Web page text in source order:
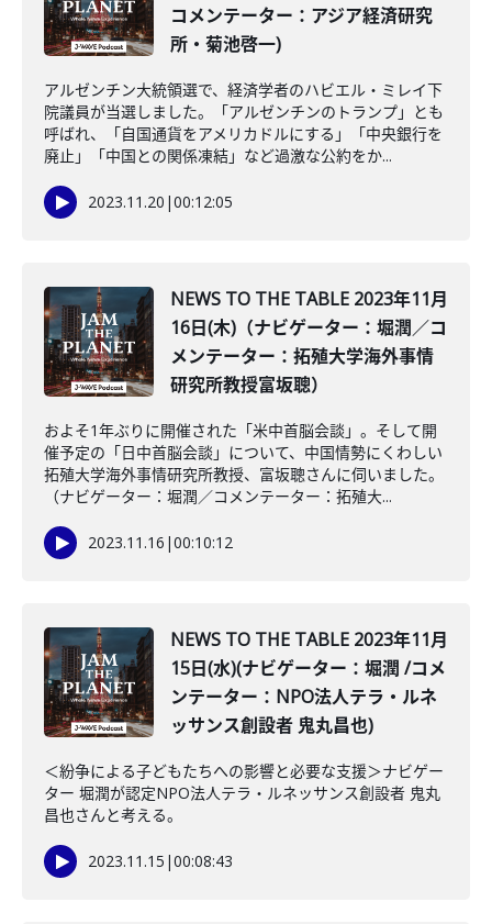
コメンテーター：アジア経済研究
所・菊池啓一)
アルゼンチン大統領選で、経済学者のハビエル・ミレイ下
院議員が当選しました。「アルゼンチンのトランプ」とも
呼ばれ、「自国通貨をアメリカドルにする」「中央銀行を
廃止」「中国との関係凍結」など過激な公約をか...
2023.11.20 |00:12:05
NEWS TO THE TABLE 2023年11月
16日(木)（ナビゲーター：堀潤／コ
メンテーター：拓殖大学海外事情
研究所教授富坂聰）
およそ1年ぶりに開催された「米中首脳会談」。そして開
催予定の「日中首脳会談」について、中国情勢にくわしい
拓殖大学海外事情研究所教授、富坂聰さんに伺いました。
（ナビゲーター：堀潤／コメンテーター：拓殖大...
2023.11.16 |00:10:12
NEWS TO THE TABLE 2023年11月
15日(水)(ナビゲーター：堀潤 /コメ
ンテーター：NPO法人テラ・ルネ
ッサンス創設者 鬼丸昌也)
＜紛争による子どもたちへの影響と必要な支援＞ナビゲー
ター 堀潤が認定NPO法人テラ・ルネッサンス創設者 鬼丸
昌也さんと考える。
2023.11.15 |00:08:43